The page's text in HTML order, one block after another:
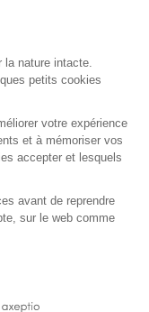
la nature intacte.
petits cookies
votre expérience
et à mémoriser vos
accepter et lesquels
avant de reprendre
sur le web comme